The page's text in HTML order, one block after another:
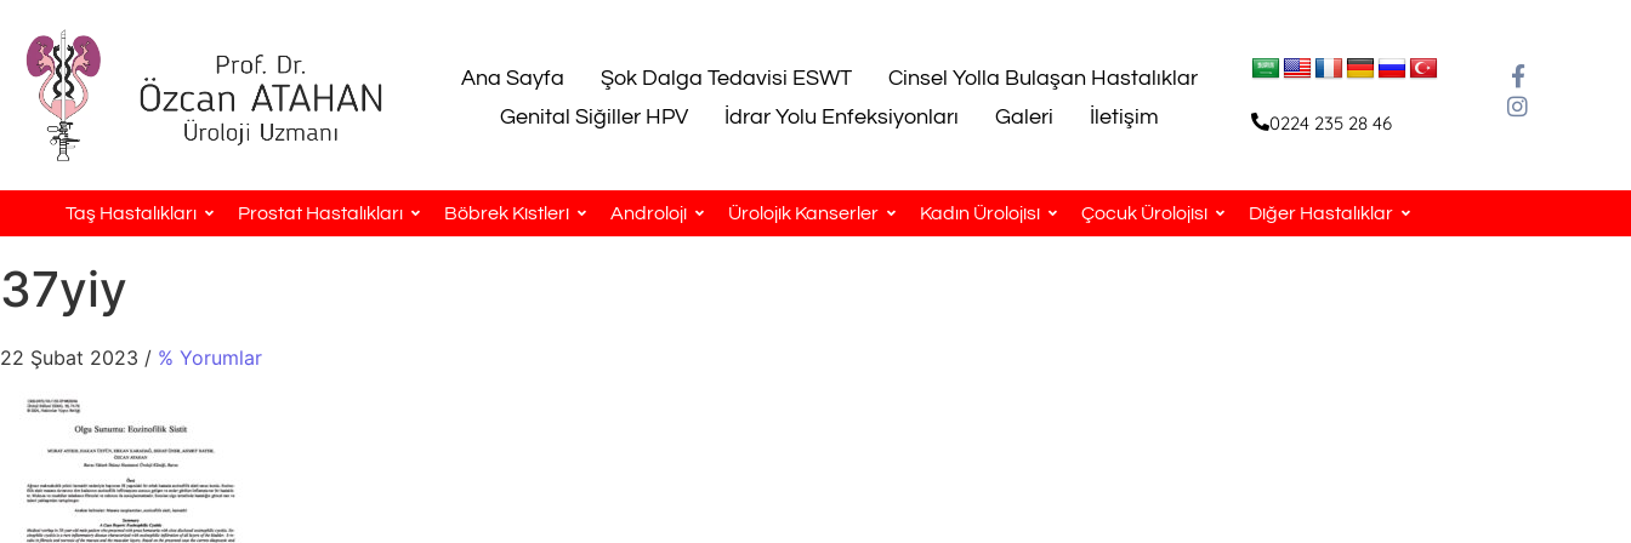
Ana Sayfa Şok Dalga Tedavisi ESWT
Cinsel Yolla Bulaşan Hastalıklar
Genital Siğiller HPV
İdrar Yolu Enfeksiyonları Galeri İletişim 0224 235 28 46
Taş Hastalıkları Prostat Hastalıkları Böbrek Kistleri Androloji Ürolojik Kanserler Kadın Ürolojisi Çocuk Ürolojisi Diğer Hastalıklar
37yiy
22 Şubat 2023 / % Yorumlar